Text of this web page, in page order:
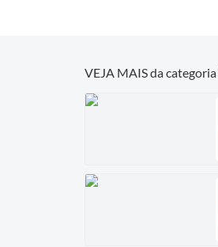
VEJA MAIS da categoria